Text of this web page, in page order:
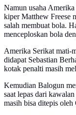
Namun usaha
kiper Matthew Freese
salah membuat bola.
menceploskan bola
Amerika Serikat mati-
didapat Sebastian
kotak penalti masih
Kemudian Balogun
saat lepas dari
masih bisa ditepis oleh